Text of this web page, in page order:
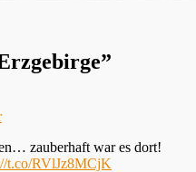
zauberhaft war es dort!
t.co/RVlJz8MCjK